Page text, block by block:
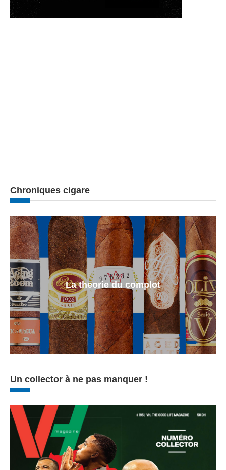
Chroniques cigare
La theorie du complot
Un collector à ne pas manquer !